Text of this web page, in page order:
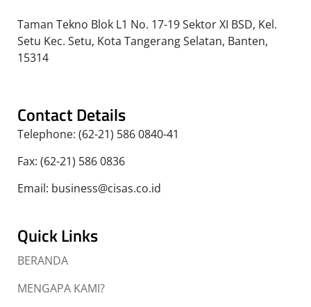
Taman Tekno Blok L1 No. 17-19 Sektor XI BSD, Kel.
Setu Kec. Setu, Kota Tangerang Selatan, Banten,
15314
Contact Details
Telephone: (62-21) 586 0840-41
Fax: (62-21) 586 0836
Email: business@cisas.co.id
Quick Links
BERANDA
MENGAPA KAMI?